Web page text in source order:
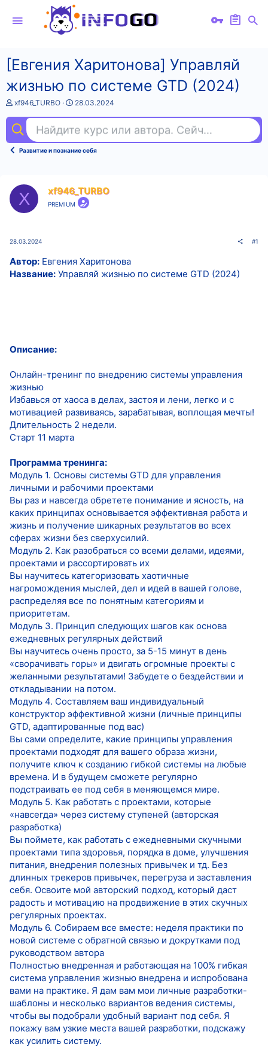
[Евгения Харитонова] Управляй
жизнью по системе GTD (2024)
А
т
о
т
xf946_TURBO
Д
а
н
а
а
28.03.2024
Найдите курс или автора. Сейчас ищут
Развитие и познание себя
X xf946_TURBO
PREMIUM
28.03.2024 #1
Автор: Евгения Харитонова
Название: Управляй жизнью по системе GTD (2024)
Описание:
Онлайн-тренинг по внедрению системы управления
жизнью
Избавься от хаоса в делах, застоя и лени, легко и с
мотивацией развиваясь, зарабатывая, воплощая мечты!
Длительность 2 недели.
Старт 11 марта
Программа тренинга:
Модуль 1. Основы системы GTD для управления
личными и рабочими проектами
Вы раз и навсегда обретете понимание и ясность, на
каких принципах основывается эффективная работа и
жизнь и получение шикарных результатов во всех
сферах жизни без сверхусилий.
Модуль 2. Как разобраться со всеми делами, идеями,
проектами и рассортировать их
Вы научитесь категоризовать хаотичные
нагромождения мыслей, дел и идей в вашей голове,
распределяя все по понятным категориям и
приоритетам.
Модуль 3. Принцип следующих шагов как основа
ежедневных регулярных действий
Вы научитесь очень просто, за 5-15 минут в день
«сворачивать горы» и двигать огромные проекты с
желанными результатами! Забудете о бездействии и
откладывании на потом.
Модуль 4. Составляем ваш индивидуальный
конструктор эффективной жизни (личные принципы
GTD, адаптированные под вас)
Вы сами определите, какие принципы управления
проектами подходят для вашего образа жизни,
получите ключ к созданию гибкой системы на любые
времена. И в будущем сможете регулярно
подстраивать ее под себя в меняющемся мире.
Модуль 5. Как работать с проектами, которые
«навсегда» через систему ступеней (авторская
разработка)
Вы поймете, как работать с ежедневными скучными
проектами типа здоровья, порядка в доме, улучшения
питания, внедрения полезных привычек и тд. Без
длинных трекеров привычек, перегруза и заставления
себя. Освоите мой авторский подход, который даст
радость и мотивацию на продвижение в этих скучных
регулярных проектах.
Модуль 6. Собираем все вместе: неделя практики по
новой системе с обратной связью и докрутками под
руководством автора
Полностью внедренная и работающая на 100% гибкая
система управления жизнью внедрена и испробована
вами на практике. Я дам вам мои личные разработки-
шаблоны и несколько вариантов ведения системы,
чтобы вы подобрали удобный вариант под себя. Я
покажу вам узкие места вашей разработки, подскажу
как усилить систему.